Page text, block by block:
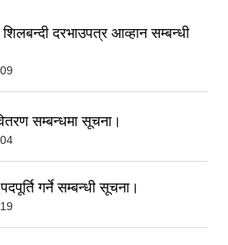
दरभाउपत्र आव्हान सम्बन्धी
सम्बन्धमा सूचना।
गर्ने सम्बन्धी सूचना।